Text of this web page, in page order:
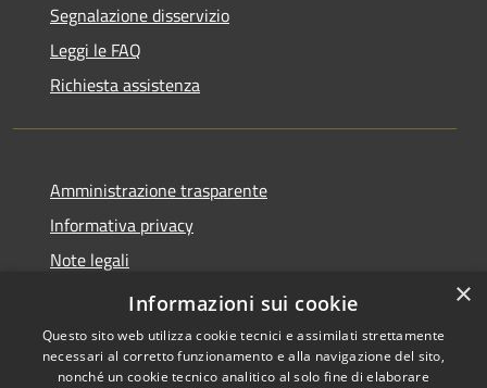
Segnalazione disservizio
Leggi le FAQ
Richiesta assistenza
Amministrazione trasparente
Informativa privacy
Note legali
Dichiarazione di accessibilità
×
Informazioni sui cookie
Questo sito web utilizza cookie tecnici e assimilati strettamente
necessari al corretto funzionamento e alla navigazione del sito,
nonché un cookie tecnico analitico al solo fine di elaborare